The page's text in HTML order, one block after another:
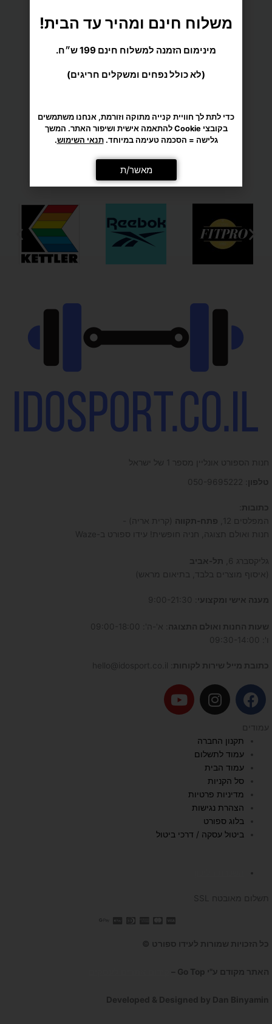
ובולם זעזועים בצורה מושלמת. האיכות
מורגשת כבר מהמגע הראשון, והוא מתאים
גם למתאמנים מתקדמים. ממליץ בחום לכל
מי שאוהב לשלב אגרוף באימון!
חנות הספורט אונליין מספר 1 של ישראל
טלפון
כתובות
המפלסים 12,
פתח-תקווה (קרית אריה) -
חנות ואולם תצוגה, חניה חופשית! עידו ספורט ב-Waze
גליקסברג 6,
תל-אביב
(איסוף מוצרים בלבד, בתיאום מראש)
מענה אישי ומקצועי
שעות החנות ואולם התצוגה : א'-ה': 09:00-18:00
ו': 09:30-14:00
כתובת מייל שירות לקוחות
F
a
c
e
b
o
o
k
I
n
t
a
g
r
a
m
Y
o
עמודים
תקנון החברה
עמוד לתשלום
עמוד הבית
סל הקניות
מדיניות פרטיות
הצהרת נגישות
בלוג ספורט
ביטול עסקה / דרכי ביטול
תשלום מאובטח SSL
כל הזכויות שמורות לעידו ספורט ©
האתר מקודם ע"י Go Top –
Developed & Designed by Dan Binyamin
מינימום הזמנה למשלוח חינם 199 ש״ח.
(לא כולל נפחים ומשקלים חריגים)
גלישה = הסכמה טעימה במיוחד.תנאי השימוש.